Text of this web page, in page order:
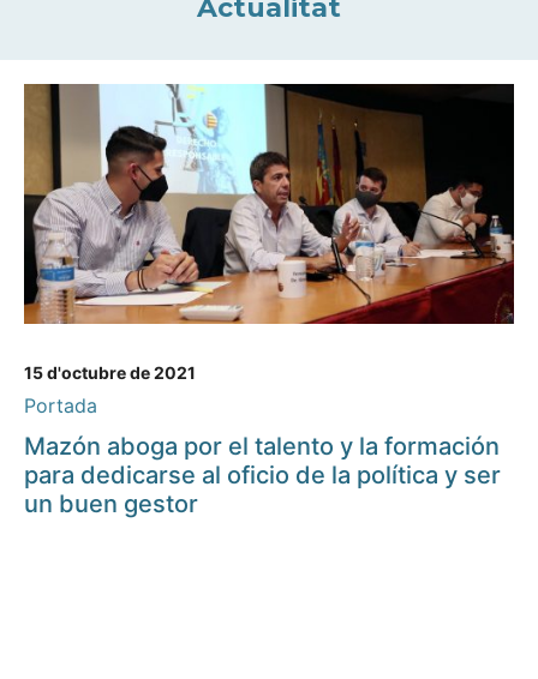
Actualitat
15 d'octubre de 2021
Portada
Mazón aboga por el talento y la formación
para dedicarse al oficio de la política y ser
un buen gestor